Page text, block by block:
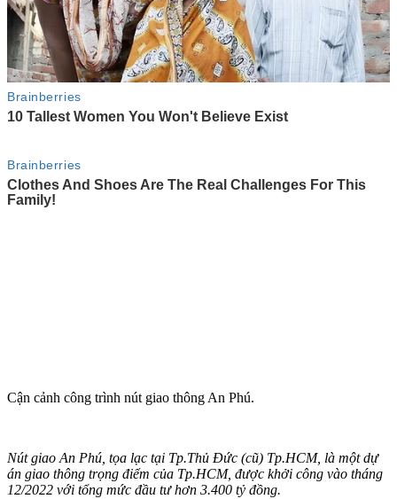
Cận cảnh công trình nút giao thông An Phú.
Nút giao An Phú, tọa lạc tại Tp.Thủ Đức (cũ) Tp.HCM, là một dự
án giao thông trọng điểm của Tp.HCM, được khởi công vào tháng
12/2022 với tổng mức đầu tư hơn 3.400 tỷ đồng.